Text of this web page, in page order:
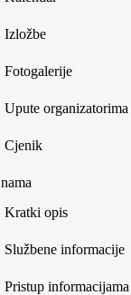
Izložbe
Fotogalerije
Upute organizatorima
Cjenik
Kratki opis
Službene informacije
Pristup informacijama